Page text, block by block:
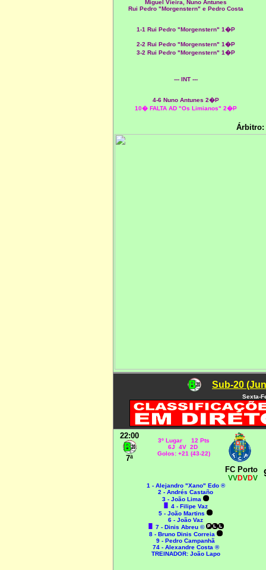
Miguel Vieira, Nuno Antunes
Rui Pedro "Morgenstern" e Pedro Costa
1-1 Rui Pedro "Morgenstern" 1�P
2-2 Rui Pedro "Morgenstern" 1�P
3-2 Rui Pedro "Morgenstern" 1�P
--- INT ---
4-6 Nuno Antunes 2�P
10� FALTA AD "Os Limianos" 2�P
Árbitro:
Sub-20
Sexta-
22:00
7ª
3º Lugar 12 Pts
6J 4V 2D
Golos: +21 (43-22)
FC Porto
VVDVDV
1 - Alejandro "Xano" Edo ®
2 - Andrés Castaño
3 - João Lima
4 - Filipe Vaz
5 - João Martins
6 - João Vaz
7 - Dinis Abreu ©
8 - Bruno Dinis Correia
9 - Pedro Campanhã
74 - Alexandre Costa ®
TREINADOR: João Lapo